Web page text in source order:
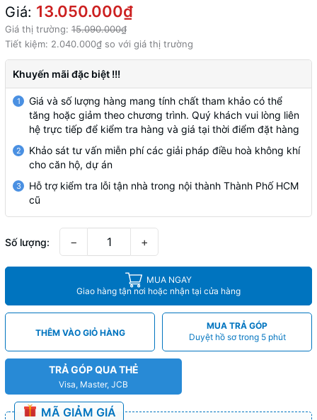
Giá: 13.050.000₫
Giá thị trường: 15.090.000₫
Tiết kiệm: 2.040.000₫ so với giá thị trường
Khuyến mãi đặc biệt !!!
1
Giá và số lượng hàng mang tính chất tham khảo có thể
tăng hoặc giảm theo chương trình. Quý khách vui lòng liên
hệ trực tiếp để kiểm tra hàng và giá tại thời điểm đặt hàng
2
Khảo sát tư vấn miễn phí các giải pháp điều hoà không khí
cho căn hộ, dự án
3
Hỗ trợ kiểm tra lỗi tận nhà trong nội thành Thành Phố HCM
cũ
Số lượng: − +
MUA NGAY
Giao hàng tận nơi hoặc nhận tại cửa hàng
THÊM VÀO GIỎ HÀNG
MUA TRẢ GÓP
Duyệt hồ sơ trong 5 phút
TRẢ GÓP QUA THẺ
Visa, Master, JCB
MÃ GIẢM GIÁ